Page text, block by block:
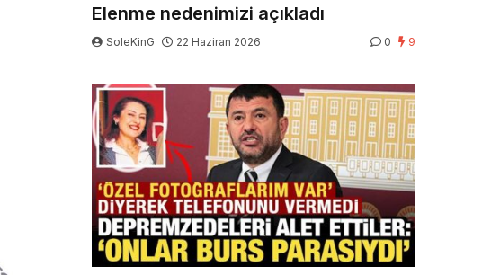
Elenme nedenimizi açıkladı
SoleKinG 22 Haziran 2026 0 9